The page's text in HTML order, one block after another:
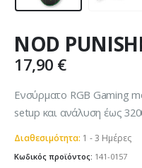
NOD
17,90 €
Ενσύρματο RGB Gaming
setup και ανάλυση έως
Διαθεσιμότητα: 1 - 3 Ημέρες
Κωδικός προϊόντος: 141-0157